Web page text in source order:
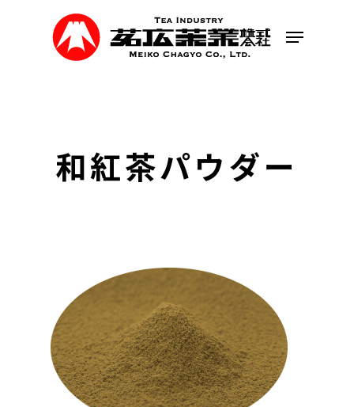
Menu
和紅茶パウダー